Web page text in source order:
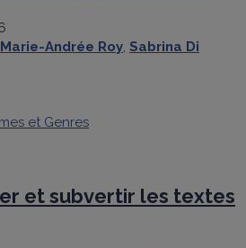
Marie-Andrée Roy, Sabrina Di
et Genres
et subvertir les textes